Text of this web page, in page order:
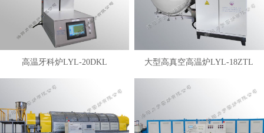
高温牙科炉LYL-20DKL 大型高真空高温炉LYL-18ZTL